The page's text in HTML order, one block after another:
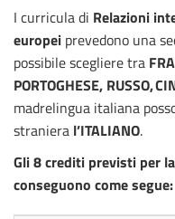
I curricula di Relazioni
europei prevedono una
possibile scegliere tra
PORTOGHESE, RUSSO,
madrelingua italiana
straniera l’ITALIANO.
Gli 8 crediti previsti per
conseguono come segue: